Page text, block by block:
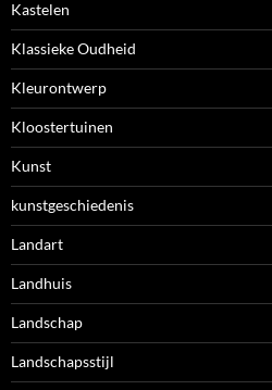
Kastelen
Klassieke Oudheid
Kleurontwerp
Kloostertuinen
Kunst
kunstgeschiedenis
Landart
Landhuis
Landschap
Landschapsstijl